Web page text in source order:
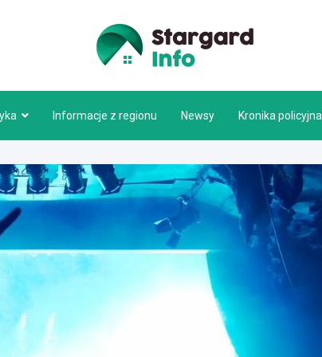
Informacje z regionu Newsy Kronika policyjna